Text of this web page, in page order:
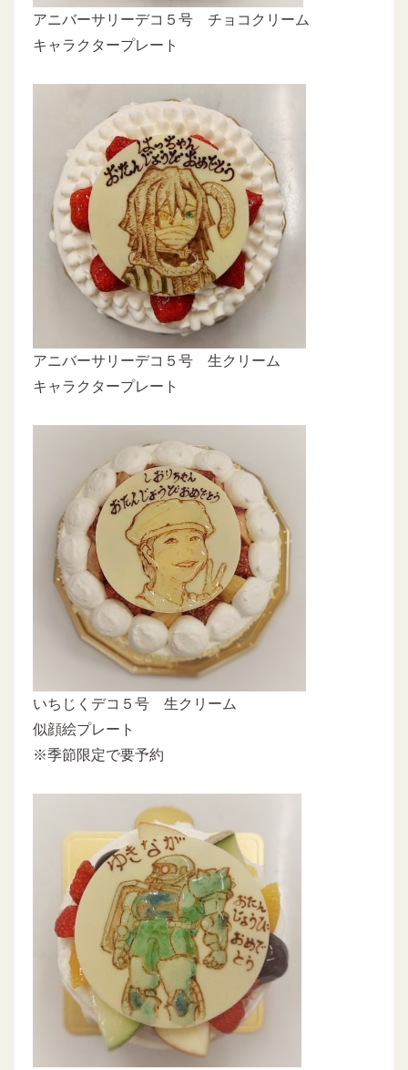
アニバーサリーデコ５号 チョコクリーム
キャラクタープレート
アニバーサリーデコ５号 生クリーム
キャラクタープレート
いちじくデコ５号 生クリーム
似顔絵プレート
※季節限定で要予約